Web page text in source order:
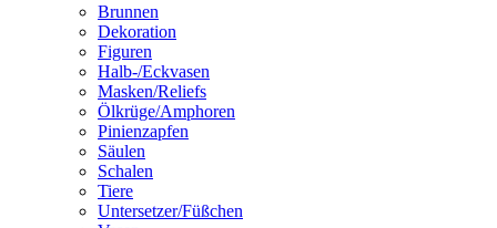
Brunnen
Dekoration
Figuren
Halb-/Eckvasen
Masken/Reliefs
Ölkrüge/Amphoren
Pinienzapfen
Säulen
Schalen
Tiere
Untersetzer/Füßchen